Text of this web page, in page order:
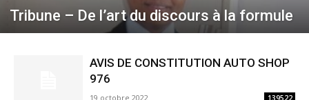
Tribune – De l’art du discours à la formule
AVIS DE CONSTITUTION AUTO SHOP
976
19 octobre 2022 139522